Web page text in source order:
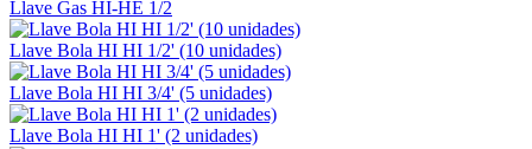
Llave Gas HI-HE 1/2
Llave Bola HI HI 1/2' (10 unidades)
Llave Bola HI HI 3/4' (5 unidades)
Llave Bola HI HI 1' (2 unidades)